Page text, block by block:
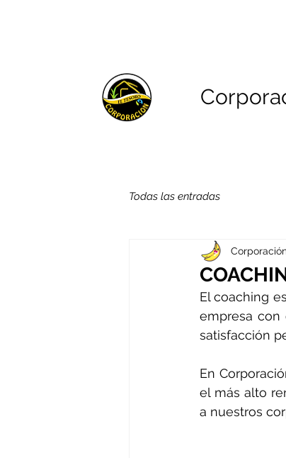
Todas las entradas
El coaching
empresa con
satisfacción
En
el más alto
a nuestros